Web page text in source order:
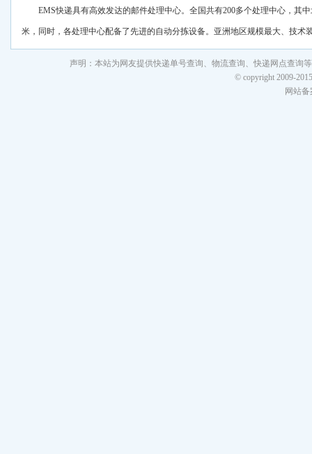
EMS快递具有高效发达的邮件处理中心。全国共有200多个处理中心，其
米，同时，各处理中心配备了先进的自动分拣设备。亚洲地区规模最大、技
声明：本站为网友提供快递单号查询、物流查询、快递网点查询
© copyright 2009-
网站备